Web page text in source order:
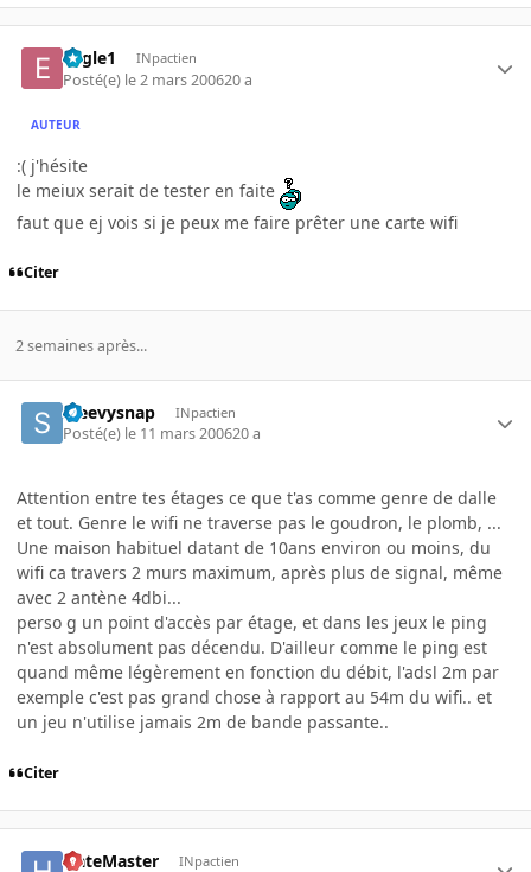
Eagle1 INpactien
Posté(e) le 2 mars 200620 a
AUTEUR
:( j'hésite
le meiux serait de tester en faite
faut que ej vois si je peux me faire prêter une carte wifi
Citer
2 semaines après...
steevysnap INpactien
Posté(e) le 11 mars 200620 a
Attention entre tes étages ce que t'as comme genre de dalle
et tout. Genre le wifi ne traverse pas le goudron, le plomb, ...
Une maison habituel datant de 10ans environ ou moins, du
wifi ca travers 2 murs maximum, après plus de signal, même
avec 2 antène 4dbi...
perso g un point d'accès par étage, et dans les jeux le ping
n'est absolument pas décendu. D'ailleur comme le ping est
quand même légèrement en fonction du débit, l'adsl 2m par
exemple c'est pas grand chose à rapport au 54m du wifi.. et
un jeu n'utilise jamais 2m de bande passante..
Citer
HateMaster INpactien